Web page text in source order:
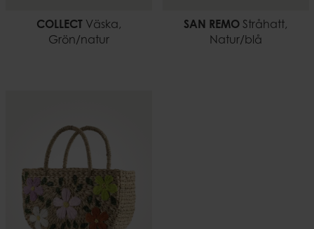
COLLECT
Väska,
Grön/natur
SAN REMO Stråhatt,
Natur/blå